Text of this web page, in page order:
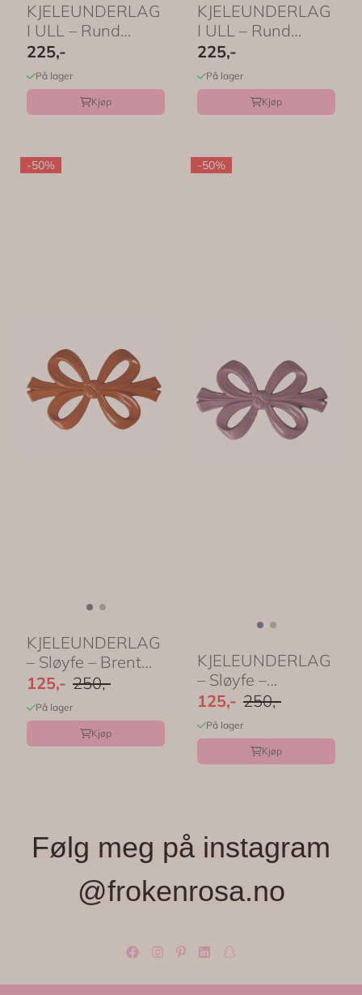
KJELEUNDERLAG
I ULL – Rund
Smiley Lemon –
Aveva ...
225,-
På lager
Kjøp
KJELEUNDERLAG
I ULL – Rund
Smiley Apple –
Aveva ...
225,-
På lager
Kjøp
-50%
KJELEUNDERLAG
– Sløyfe – Brent
rød – Rice
125,- 250,-
På lager
Kjøp
-50%
KJELEUNDERLAG
– Sløyfe –
Lavendel – Rice
125,- 250,-
På lager
Kjøp
Følg meg på instagram
@frokenrosa.no